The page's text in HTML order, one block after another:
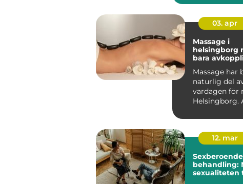
dagens vård:
kontinu...
03. apr
Massage i
helsingborg mer än
bara
Massage har
naturlig del
vardagen för
Helsingborg.
12. mar
behandling:
sexualiteten